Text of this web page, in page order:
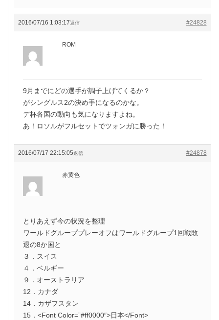
2016/07/16 1:03:17 #24828
返信
ROM
9月までにどの選手が調子上げてくるか？
がシングルス2の決め手になるのかな。
デ杯各国の動向も気になりますよね。
あ！ロソルがフルセットでツォンガに勝った！
2016/07/17 22:15:05 #24878
返信
赤黄色
とりあえず今の状況を整理
ワールドグループプレーオフはワールドグループ1回戦敗
退の8か国と
３．スイス
４．ベルギー
９．オーストラリア
12．カナダ
14．カザフスタン
15．<Font Color=”#ff0000″>日本</Font>